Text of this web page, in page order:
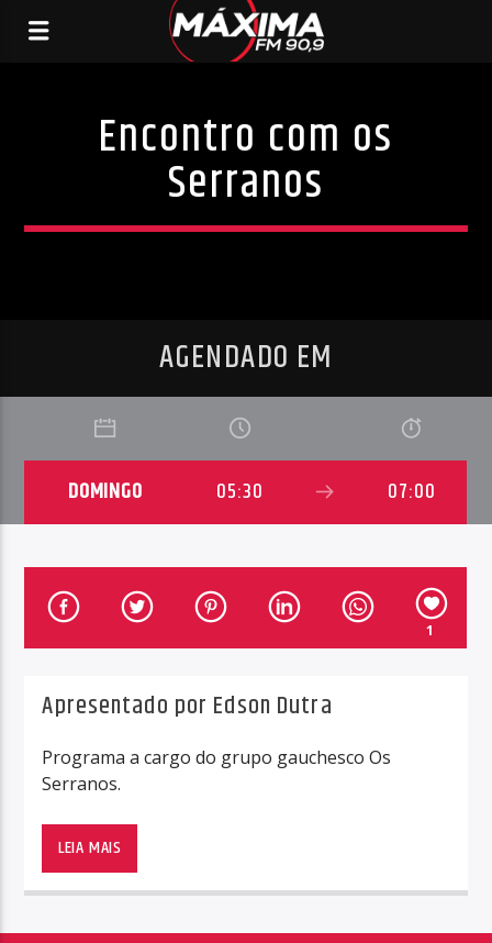
Encontro com os
Serranos
AGENDADO EM
DOMINGO 05:30 07:00
1
Apresentado por Edson Dutra
Programa a cargo do grupo gauchesco Os
Serranos.
Serranos.
LEIA MAIS